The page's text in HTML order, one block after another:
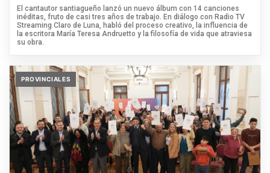
El cantautor santiagueño lanzó un nuevo álbum con 14 canciones
inéditas, fruto de casi tres años de trabajo. En diálogo con Radio TV
Streaming Claro de Luna, habló del proceso creativo, la influencia de
la escritora María Teresa Andruetto y la filosofía de vida que atraviesa
su obra.
PROVINCIALES